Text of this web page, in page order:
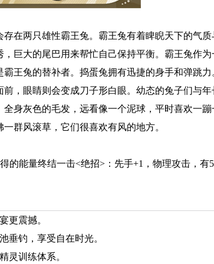
在两只雄性霸王兔。霸王兔有着睥睨天下的气质
巨大的尾巴用来帮忙自己保持平衡。霸王兔作为
王兔的替补者。捣蛋兔拥有迅捷的身手和弹跳力
，眼睛则会变成刀子形白眼。幼态的兔子们与年
身灰色的毛发，远看像一个泥球，平时喜欢一蹦
群风滚草，它们很喜欢有风的地方。
的能量终结一击<绝招>：先手+1，物理攻击，有
更震撼。
垂钓，享受自在时光。
灵训练体系。